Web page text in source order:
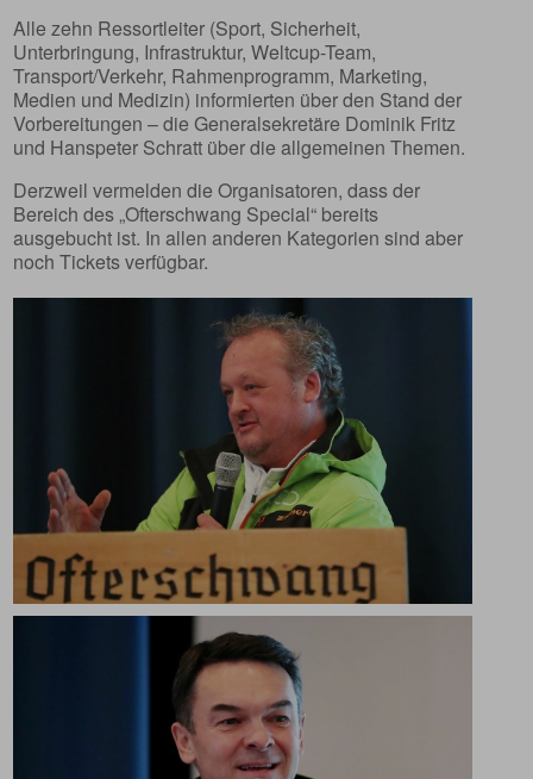
Alle zehn Ressortleiter (Sport, Sicherheit,
Unterbringung, Infrastruktur, Weltcup-Team,
Transport/Verkehr, Rahmenprogramm, Marketing,
Medien und Medizin) informierten über den Stand der
Vorbereitungen – die Generalsekretäre Dominik Fritz
und Hanspeter Schratt über die allgemeinen Themen.
Derzweil vermelden die Organisatoren, dass der
Bereich des „Ofterschwang Special“ bereits
ausgebucht ist. In allen anderen Kategorien sind aber
noch Tickets verfügbar.